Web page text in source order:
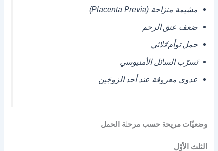
مشيمة منزاحة (Placenta Previa)
ضعف عنق الرحم
حمل توأم/ثلاثي
تَسرّب السائل الأمنيوسي
عدوى معروفة عند أحد الزوجَين
وضعيّات مريحة حسب مرحلة الحمل
الثلث الأوّل